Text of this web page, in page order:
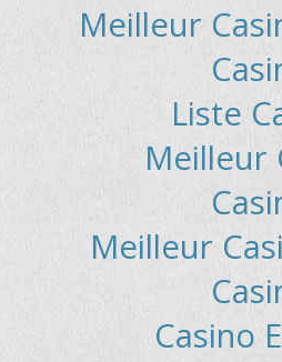
Meilleur
Liste
Meilleur
Meilleur
Casino